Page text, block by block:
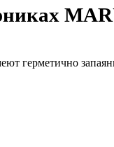
герметично